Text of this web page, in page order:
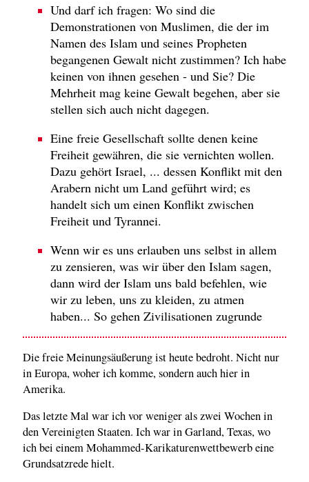
Und darf ich fragen: Wo sind die
Demonstrationen von Muslimen, die der im
Namen des Islam und seines Propheten
begangenen Gewalt nicht zustimmen? Ich habe
keinen von ihnen gesehen - und Sie? Die
Mehrheit mag keine Gewalt begehen, aber sie
stellen sich auch nicht dagegen.
Eine freie Gesellschaft sollte denen keine
Freiheit gewähren, die sie vernichten wollen.
Dazu gehört Israel, ... dessen Konflikt mit den
Arabern nicht um Land geführt wird; es
handelt sich um einen Konflikt zwischen
Freiheit und Tyrannei.
Wenn wir es uns erlauben uns selbst in allem
zu zensieren, was wir über den Islam sagen,
dann wird der Islam uns bald befehlen, wie
wir zu leben, uns zu kleiden, zu atmen
haben... So gehen Zivilisationen zugrunde
Die freie Meinungsäußerung ist heute bedroht. Nicht nur
in Europa, woher ich komme, sondern auch hier in
Amerika.
Das letzte Mal war ich vor weniger als zwei Wochen in
den Vereinigten Staaten. Ich war in Garland, Texas, wo
ich bei einem Mohammed-Karikaturenwettbewerb eine
Grundsatzrede hielt.